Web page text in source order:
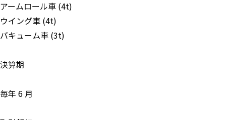
アームロール車 (4t)
ウイング車 (4t)
バキューム車 (3t)
決算期
毎年 6 月